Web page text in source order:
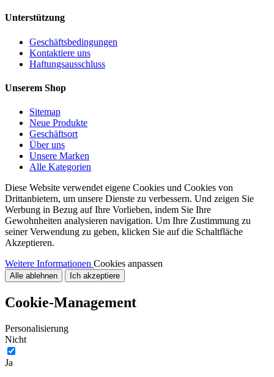
Unterstützung
Geschäftsbedingungen
Kontaktiere uns
Haftungsausschluss
Unserem Shop
Sitemap
Neue Produkte
Geschäftsort
Über uns
Unsere Marken
Alle Kategorien
Diese Website verwendet eigene Cookies und Cookies von
Drittanbietern, um unsere Dienste zu verbessern. Und zeigen Sie
Werbung in Bezug auf Ihre Vorlieben, indem Sie Ihre
Gewohnheiten analysieren navigation. Um Ihre Zustimmung zu
seiner Verwendung zu geben, klicken Sie auf die Schaltfläche
Akzeptieren.
Weitere Informationen Cookies anpassen
Alle ablehnen Ich akzeptiere
Cookie-Management
Personalisierung
Nicht
Ja